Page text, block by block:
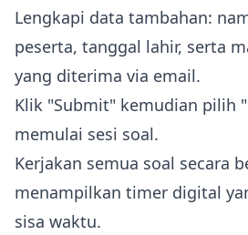
Lengkapi data tambahan:
peserta, tanggal lahir, serta
yang diterima via email.
Klik "Submit" kemudian pilih
memulai sesi soal.
Kerjakan semua soal secara
menampilkan timer digital
sisa waktu.